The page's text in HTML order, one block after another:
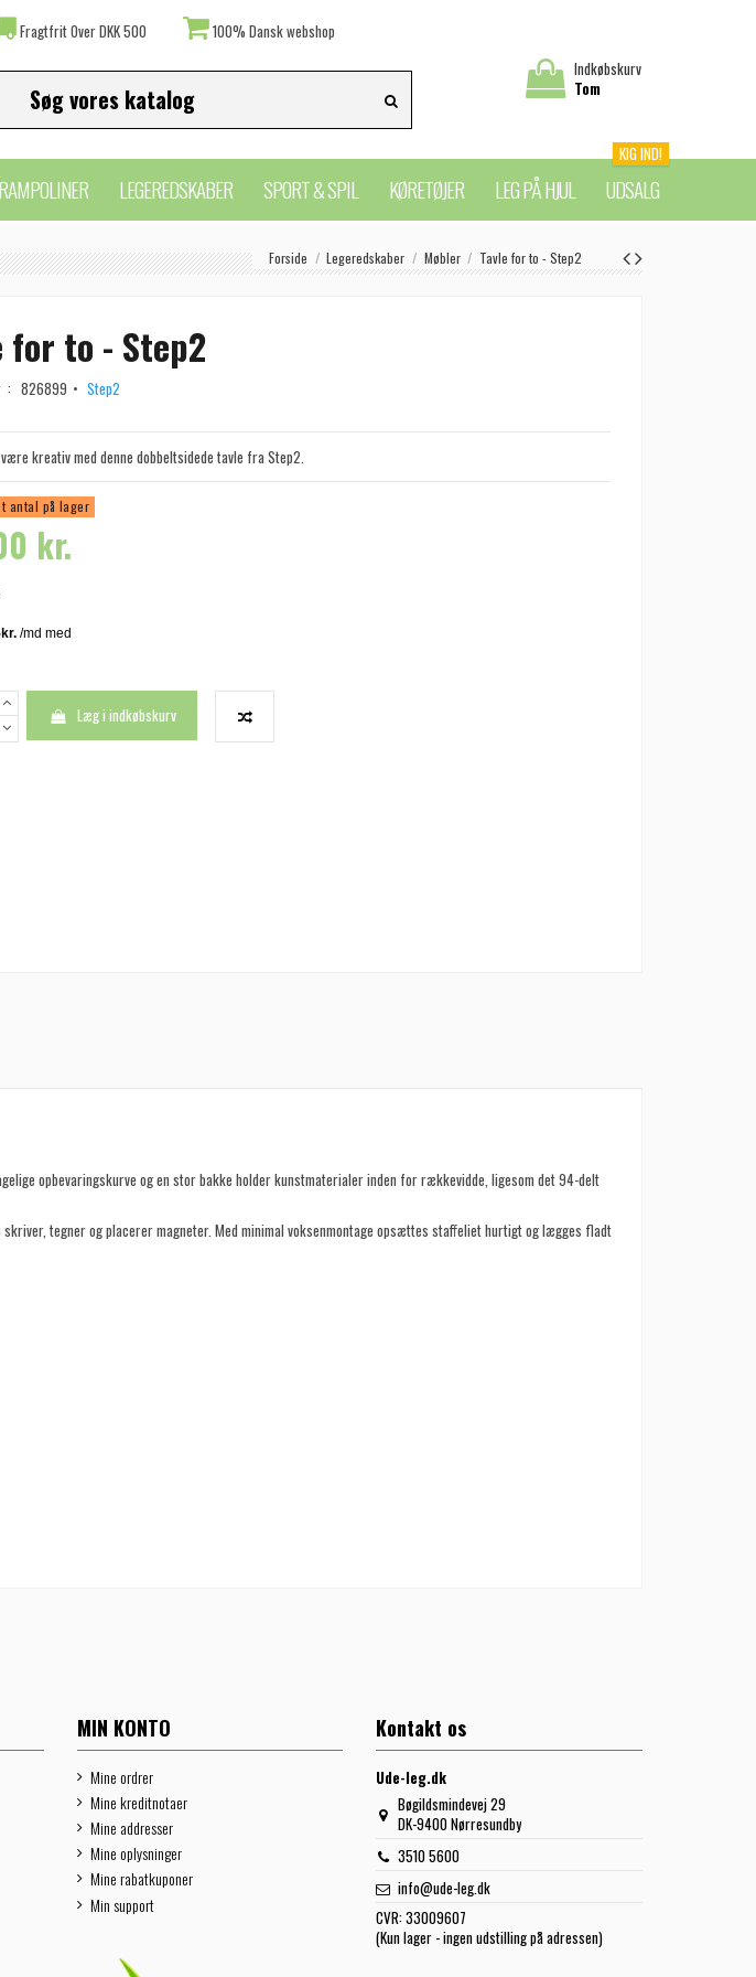
Fragtfrit Over DKK 500
100% Dansk webshop
Indkøbskurv
Tom
LEGEREDSKABER SPORT & SPIL KØRETØJER LEG PÅ HJUL UDSALG
KIG IND!
Forside Legeredskaber Møbler Tavle for to - Step2
for to - Step2
: 826899 Step2
kreativ med dennedobbeltsidede tavle fra Step2.
antal på lager
kr.
Læg i indkøbskurv
opbevaringskurve og en stor bakke holder kunstmaterialer inden for rækkevidde, ligesom det 94-delt
tegner og placerer magneter. Med minimal voksenmontage opsættes staffeliet hurtigt og lægges fladt
MIN KONTO
Mine ordrer
Mine kreditnotaer
Mine addresser
Mine oplysninger
Mine rabatkuponer
Min support
Kontakt os
Ude-leg.dk
Bøgildsmindevej 29
DK-9400 Nørresundby
3510 5600
info@ude-leg.dk
CVR:33009607
(Kun lager - ingen udstilling på adressen)